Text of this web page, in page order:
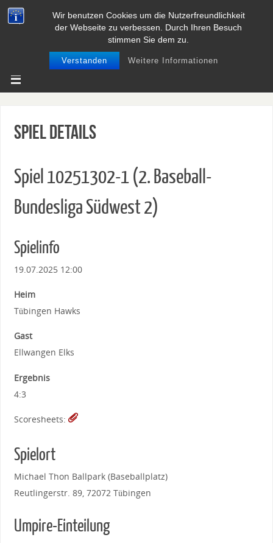
Wir benutzen Cookies um die Nutzerfreundlichkeit
der Webseite zu verbessen. Durch Ihren Besuch
stimmen Sie dem zu.
Verstanden Weitere Informationen
BASEBALL UND SOFTBALL IN
NIEDERSACHSEN
Spiel Details
Spiel 10251302-1 (2. Baseball-
Bundesliga Südwest 2)
Spielinfo
19.07.2025 12:00
Heim
Tübingen Hawks
Gast
Ellwangen Elks
Ergebnis
4:3
Scoresheets:
Spielort
Michael Thon Ballpark (Baseballplatz)
Reutlingerstr. 89, 72072 Tübingen
Umpire-Einteilung